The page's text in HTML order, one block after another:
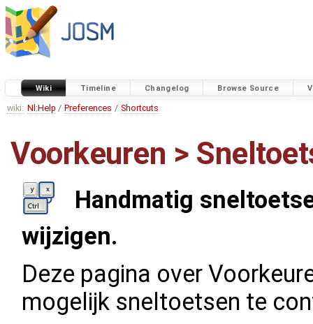
Wiki Timeline Changelog Browse Source
wiki: Nl:Help / Preferences / Shortcuts
Voorkeuren >
Handmatig
wijzigen.
Deze pagina over
mogelijk sneltoetsen te